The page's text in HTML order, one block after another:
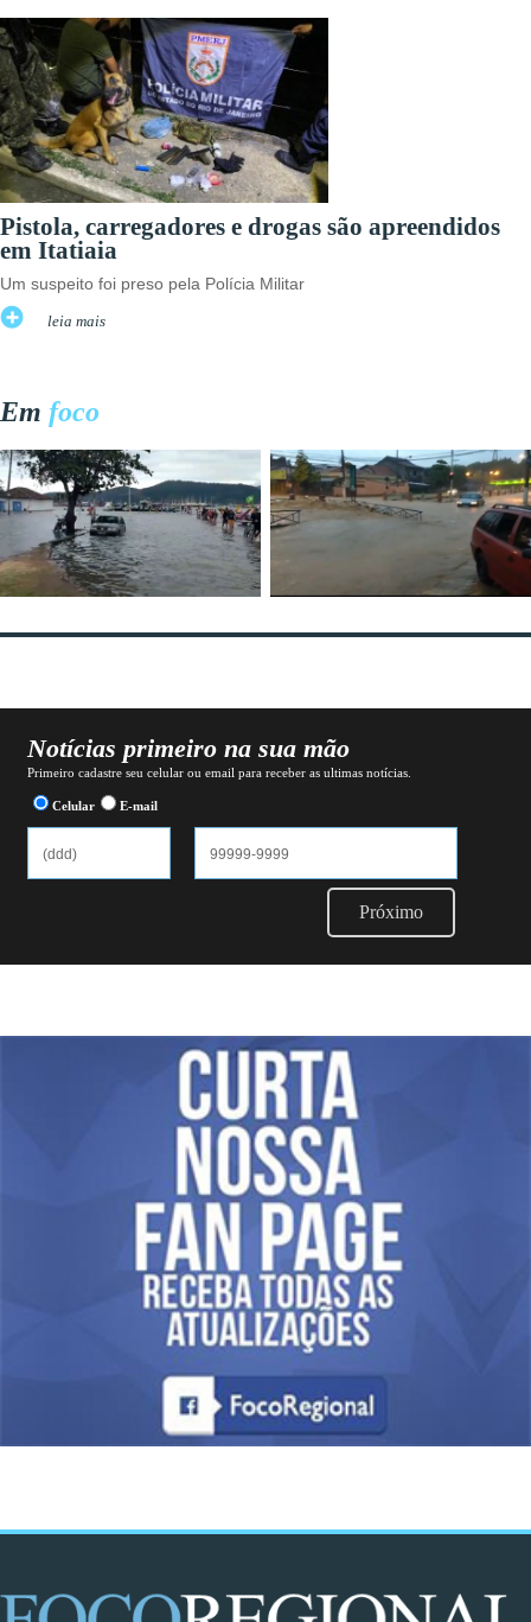
Pistola, carregadores e drogas são apreendidos
em Itatiaia
Um suspeito foi preso pela Polícia Militar
leia mais
Em foco
Notícias primeiro na sua mão
Primeiro cadastre seu celular ou email para receber as ultimas notícias.
Celular E-mail
Próximo